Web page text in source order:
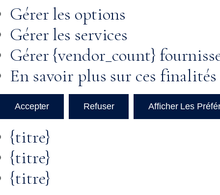
Gérer les options
Gérer les services
Gérer {vendor_count}
En savoir plus sur ces finalités
Accepter Refuser Afficher Les
{titre}
{titre}
{titre}